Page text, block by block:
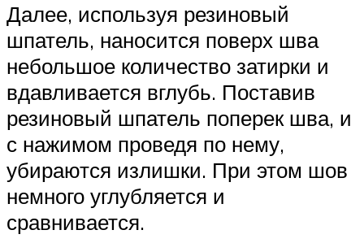
Далее, используя резиновый
шпатель, наносится поверх шва
небольшое количество затирки и
вдавливается вглубь. Поставив
резиновый шпатель поперек шва, и
с нажимом проведя по нему,
убираются излишки. При этом шов
немного углубляется и
сравнивается.